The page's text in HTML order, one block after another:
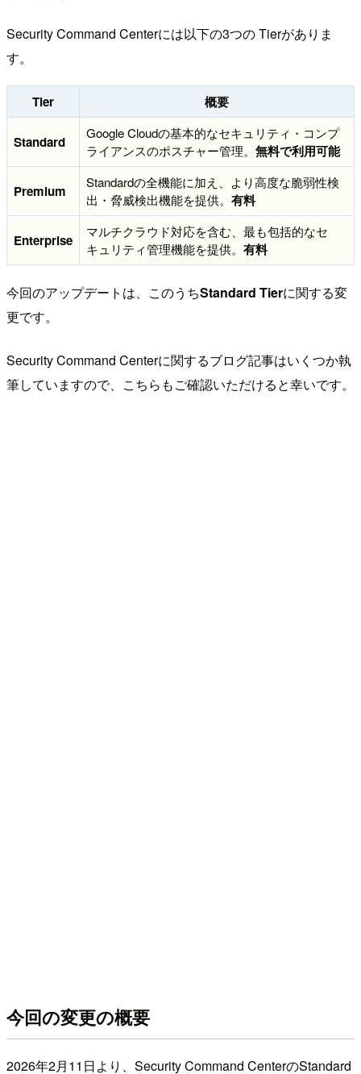
Security Command Centerには以下の3つの Tierがありま
す。
Tier 概要
Standard
Google Cloudの基本的なセキュリティ・コンプ
ライアンスのポスチャー管理。 無料で利用可能
Premium
Standardの全機能に加え、より高度な脆弱性検
出・脅威検出機能を提供。 有料
Enterprise
マルチクラウド対応を含む、最も包括的なセ
キュリティ管理機能を提供。 有料
今回のアップデートは、このうちStandard Tierに関する変
更です。
Security Command Centerに関するブログ記事はいくつか執
筆していますので、こちらもご確認いただけると幸いです。
今回の変更の概要
2026年2月11日より、Security Command CenterのStandard